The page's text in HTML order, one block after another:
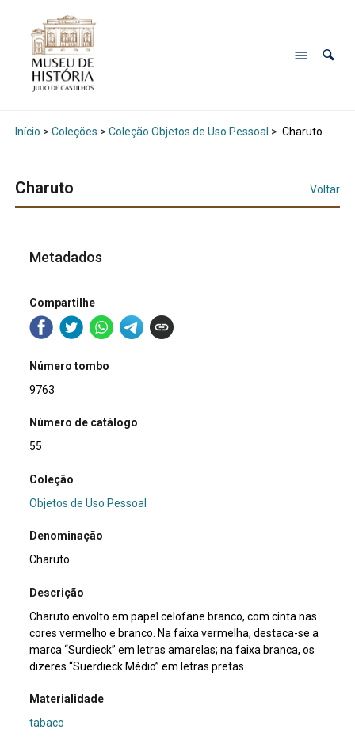
Início > Coleções > Coleção Objetos de Uso Pessoal > Charuto
Charuto Voltar
Metadados
Compartilhe
Número tombo
9763
Número de catálogo
55
Coleção
Objetos de Uso Pessoal
Denominação
Charuto
Descrição
Charuto envolto em papel celofane branco, com cinta nas
cores vermelho e branco. Na faixa vermelha, destaca-se a
marca “Surdieck” em letras amarelas; na faixa branca, os
dizeres “Suerdieck Médio” em letras pretas.
Materialidade
tabaco